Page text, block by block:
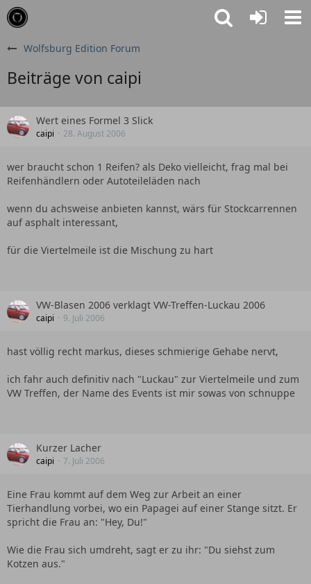
Wolfsburg Edition Forum
Beiträge von caipi
Wert eines Formel 3 Slick
caipi 28. August 2006
wer braucht schon 1 Reifen? als Deko vielleicht, frag mal bei
Reifenhändlern oder Autoteileläden nach
wenn du achsweise anbieten kannst, wärs für Stockcarrennen
auf asphalt interessant,
für die Viertelmeile ist die Mischung zu hart
VW-Blasen 2006 verklagt VW-Treffen-Luckau 2006
caipi 9. Juli 2006
hast völlig recht markus, dieses schmierige Gehabe nervt,
ich fahr auch definitiv nach "Luckau" zur Viertelmeile und zum
VW Treffen, der Name des Events ist mir sowas von schnuppe
Kurzer Lacher
caipi 7. Juli 2006
Eine Frau kommt auf dem Weg zur Arbeit an einer
Tierhandlung vorbei, wo ein Papagei auf einer Stange sitzt. Er
spricht die Frau an: "Hey, Du!"
Wie die Frau sich umdreht, sagt er zu ihr: "Du siehst zum
Kotzen aus."